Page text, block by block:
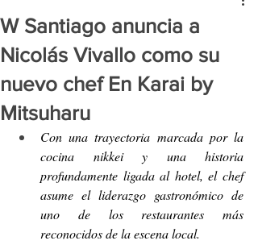
W Santiago anuncia a
Nicolás Vivallo como su
nuevo chef En Karai by
Mitsuharu
Con una trayectoria marcada por la
cocina nikkei y una historia
profundamente ligada al hotel, el chef
asume el liderazgo gastronómico de
uno de los restaurantes más
reconocidos de la escena local.